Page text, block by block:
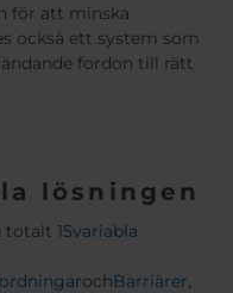
för att minska
också ett system som
fordon till rätt
lösningen
totalt 15variabla
ochBarriärer,